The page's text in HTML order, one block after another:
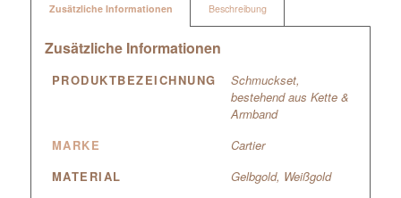
Zusätzliche Informationen Beschreibung
Zusätzliche Informationen
PRODUKTBEZEICHNUNG
Schmuckset,
bestehend aus Kette &
Armband
MARKE
Cartier
MATERIAL
Gelbgold, Weißgold